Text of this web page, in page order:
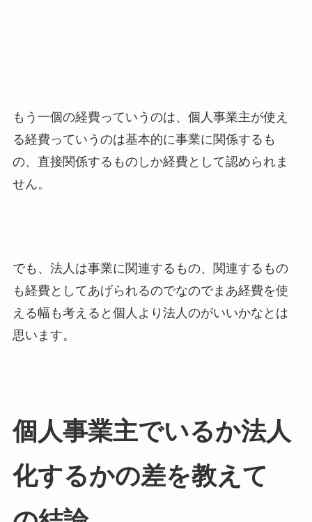
もう一個の経費っていうのは、個人事業主が使え
る経費っていうのは基本的に事業に関係するも
の、直接関係するものしか経費として認められま
せん。
でも、法人は事業に関連するもの、関連するもの
も経費としてあげられるのでなのでまあ経費を使
える幅も考えると個人より法人のがいいかなとは
思います。
個人事業主でいるか法人
化するかの差を教えて